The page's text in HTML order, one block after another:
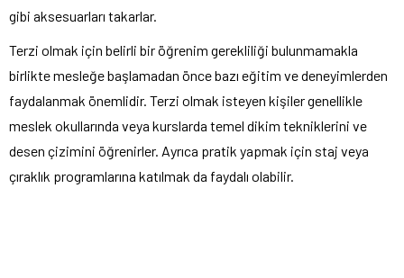
gibi aksesuarları takarlar.
Terzi olmak için belirli bir öğrenim gerekliliği bulunmamakla
birlikte mesleğe başlamadan önce bazı eğitim ve deneyimlerden
faydalanmak önemlidir. Terzi olmak isteyen kişiler genellikle
meslek okullarında veya kurslarda temel dikim tekniklerini ve
desen çizimini öğrenirler. Ayrıca pratik yapmak için staj veya
çıraklık programlarına katılmak da faydalı olabilir.